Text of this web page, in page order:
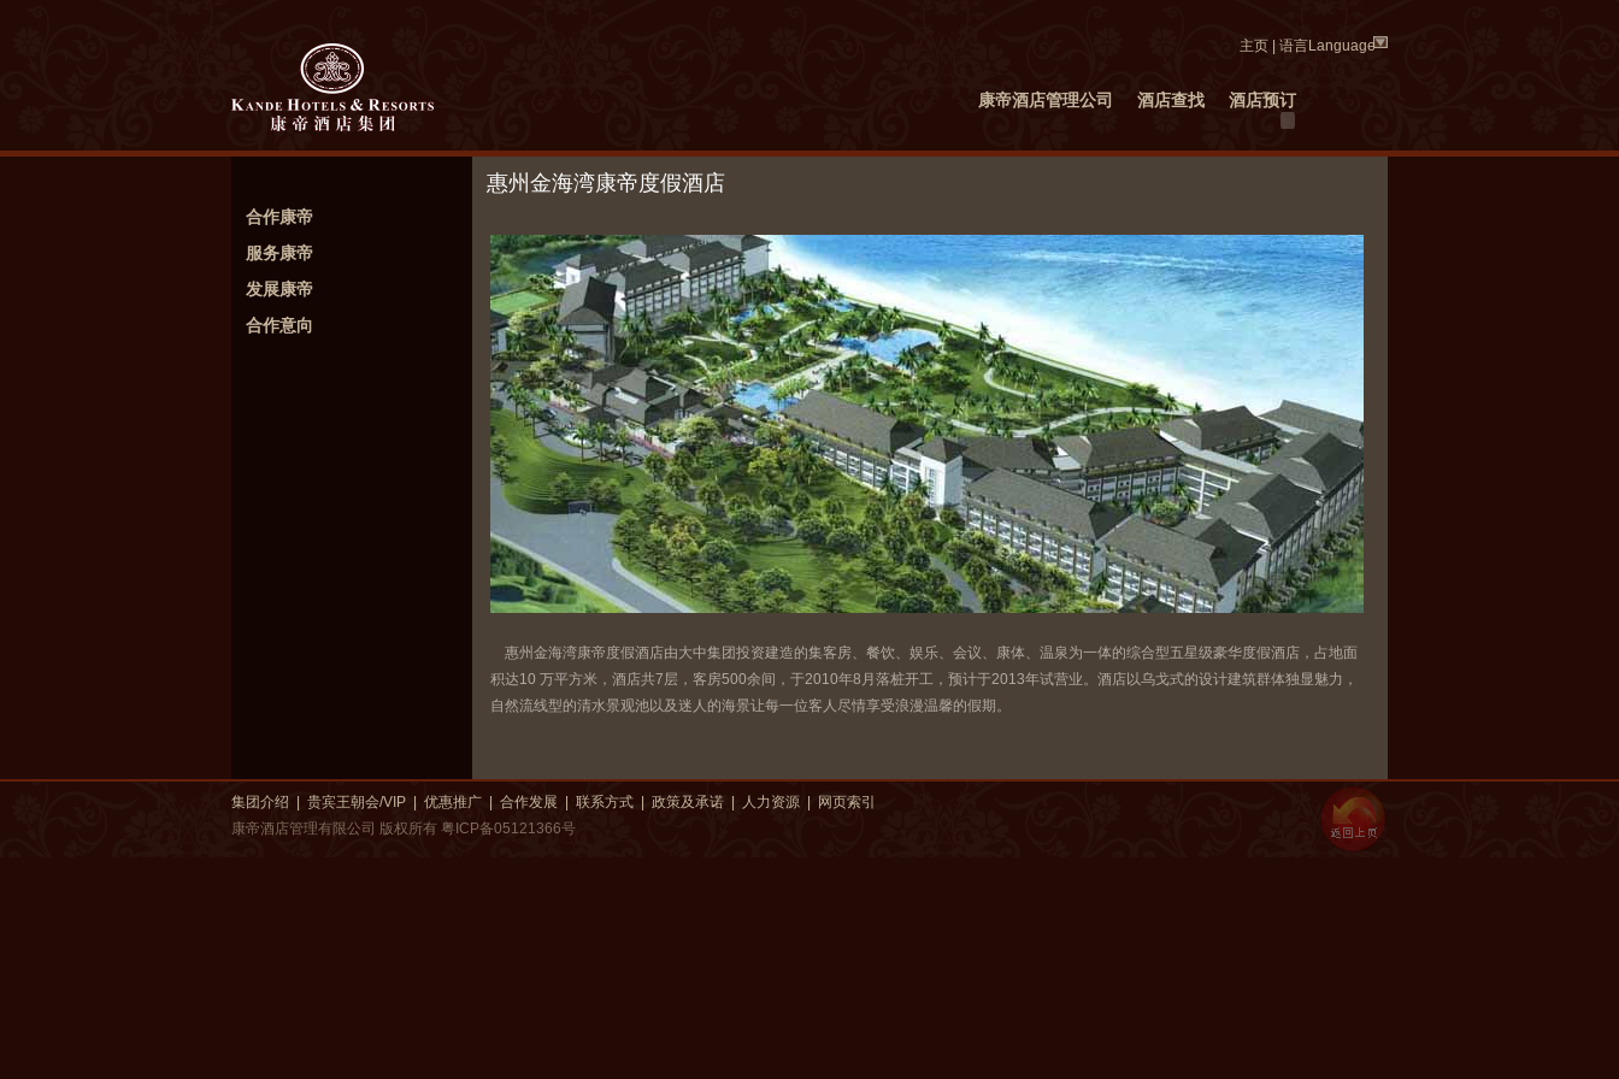
主页 语言Language
康帝酒店管理公司 酒店查找 酒店预订
合作康帝
服务康帝
发展康帝
合作意向
惠州金海湾康帝度假酒店
惠州金海湾康帝度假酒店由大中集团投资建造的集客房、餐饮、娱乐、会议、康体、温泉为一体的综合型五星级豪华度假酒店，占地面
积达10 万平方米，酒店共7层，客房500余间，于2010年8月落桩开工，预计于2013年试营业。酒店以乌戈式的设计建筑群体独显魅力，
自然流线型的清水景观池以及迷人的海景让每一位客人尽情享受浪漫温馨的假期。
集团介绍 贵宾王朝会/VIP 优惠推广 合作发展 联系方式 政策及承诺 人力资源
网页索引
康帝酒店管理有限公司 版权所有 粤ICP备05121366号